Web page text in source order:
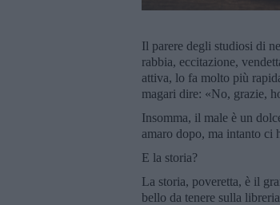
Il parere degli studiosi di
rabbia, eccitazione,
attiva, lo fa molto più
magari dire: «No, grazie,
Insomma, il male è un
amaro dopo, ma intanto ci
E la storia?
La storia, poveretta, è il
bello da tenere sulla